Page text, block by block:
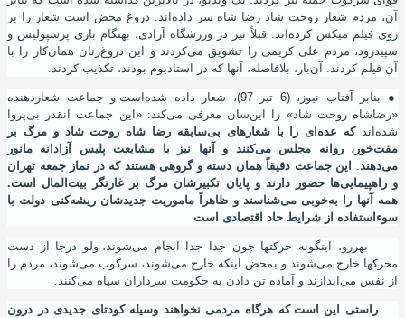
آن، مردم شعار روحت شاد رضا شاه سر داده اند. دروغ محض است شعار را بر
روی فیلم میکس کرده اند. قبلاً نیز در ورزشگاه آزادی، بهنگام بازی پرسپولیس و
سپیدرود، مردم علی کریمی را تشویق میکردند و این دروغزنان همانکار را با
آن فیلم کردند. آنبار، بلافاصله، آنها که در استادیوم بودند، تکذیب کردند.
● بنابر آفتاب نیوز ، (6 تیر 97) ، شعار داده شده است و جماعت شعاردهنده
«رضاشاه روحت شاد» را اینسان معرفی میکند : «این جماعت آنقدر بی‌پروا
شده‌اندکه عده‌ای را با شعارهای بی‌سابقه رضا شاه روحت شاد و مرگ بر
مفت‌خور، روانه مجلس می‌کنند و آنها نیز با مشایعت پلیس آزادانه مانور
می‌دهند.
این جماعت دقیقاً همان دسته و گروهی هستند که در نماز جمعه تهران
و راهپیمایی‌ها حضور دارند و پایان تکبیرشان مرگ بر غارتگر بیت‌المال است.
همه آنها را به‌خوبی می‌شناسند و ظاهراً ماموریت جدیدشان ریشه‌کنی دولت با
سوءاستفاده از شرایط حاد اقتصادی است
بهررو، اینگونه حرکتها چون جدا جدا انجام میشوند، ولو درجا از دست
محرکها خارج میشوند و بمحض اینکه خارج میشوند، سرکوب میشوند، مردم را
از نفس می اندازند و آماده تن دادن به حکومت سرداران سپاه میکنند.
راستی این
است که هرگاه مردمی نخواهند وسیله کودتای جدیدی در درون